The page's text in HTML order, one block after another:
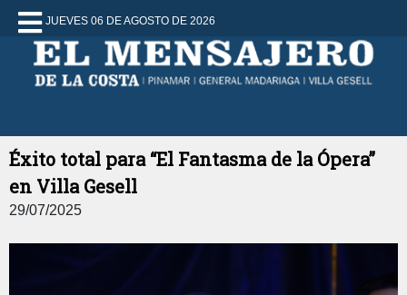
JUEVES 06 DE AGOSTO DE 2026
Éxito total para “El Fantasma de la Ópera”
en Villa Gesell
29/07/2025